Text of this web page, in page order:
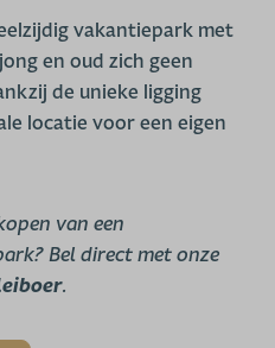
vakantiepark met
en oud zich geen
de unieke ligging
locatie voor een eigen
van een
Bel direct met onze
.